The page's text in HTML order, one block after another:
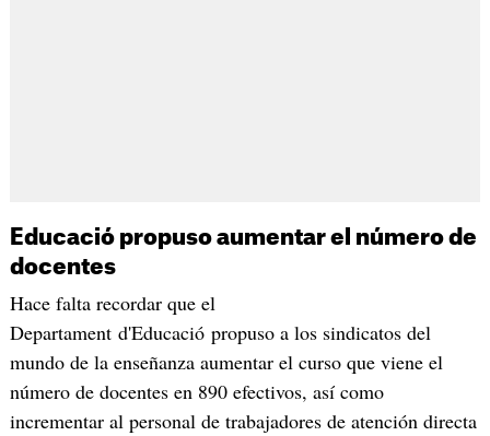
Educació propuso aumentar el número de
docentes
Hace falta recordar que el
Departament d'Educació propuso a los sindicatos del
mundo de la enseñanza aumentar el curso que viene el
número de docentes en 890 efectivos, así como
incrementar al personal de trabajadores de atención directa